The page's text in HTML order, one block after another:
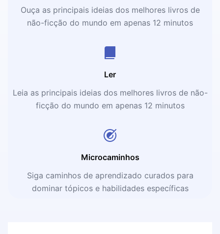
Ouça as principais ideias dos melhores livros de
não-ficção do mundo em apenas 12 minutos
Ler
Leia as principais ideias dos melhores livros de não-
ficção do mundo em apenas 12 minutos
Microcaminhos
Siga caminhos de aprendizado curados para
dominar tópicos e habilidades específicas